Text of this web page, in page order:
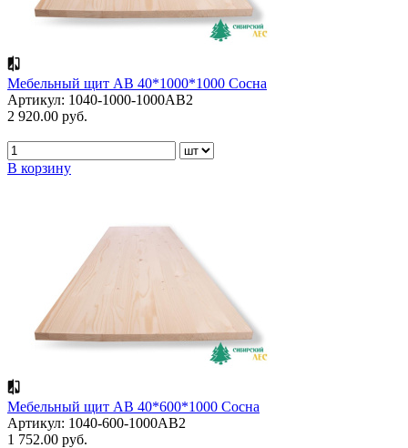
Мебельный щит АВ 40*1000*1000 Сосна
Артикул: 1040-1000-1000АВ2
2 920.00 руб.
В корзину
Мебельный щит АВ 40*600*1000 Сосна
Артикул: 1040-600-1000АВ2
1 752.00 руб.